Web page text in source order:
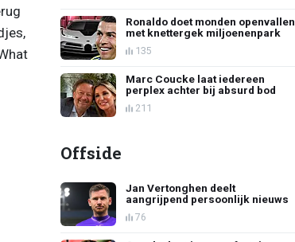
Ronaldo doet monden openvallen
met knettergek miljoenenpark
135
Marc Coucke laat iedereen
perplex achter bij absurd bod
211
Offside
Jan Vertonghen deelt
aangrijpend persoonlijk nieuws
76